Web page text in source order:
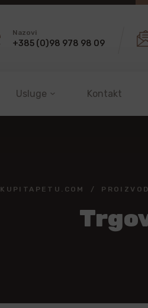
Nazovi
+385 (0)98 978 98 09
Usluge Kontakt
KUPITAPETU.COM